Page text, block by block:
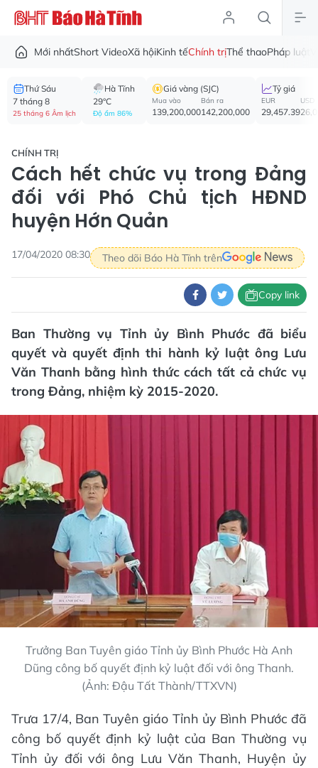
Mới nhấtShort VideoXã hộiKinh tếChính trịThể thaoPháp luật
Thứ Sáu
7 tháng 8
25 tháng 6 Âm lịch
Hà Tĩnh
29°C
Độ ẩm 86%
Giá vàng (SJC)
Mua vào
139,200,000
Bán ra
142,200,000
Tỷ giá
EUR
29,457.39
USD
CHÍNH TRỊ
Cách hết chức vụ trong Đảng
đối với Phó Chủ tịch HĐND
huyện Hớn Quản
17/04/2020 08:30 Theo dõi Báo Hà Tĩnh trên
Copy link
Ban Thường vụ Tỉnh ủy Bình Phước đã biểu
quyết và quyết định thi hành kỷ luật ông Lưu
Văn Thanh bằng hình thức cách tất cả chức vụ
trong Đảng, nhiệm kỳ 2015-2020.
Trưởng Ban Tuyên giáo Tỉnh ủy Bình Phước Hà Anh
Dũng công bố quyết định kỷ luật đối với ông Thanh.
(Ảnh: Đậu Tất Thành/TTXVN)
Trưa 17/4, Ban Tuyên giáo Tỉnh ủy Bình Phước đã
công bố quyết định kỷ luật của Ban Thường vụ
Tỉnh ủy đối với ông Lưu Văn Thanh, Huyện ủy